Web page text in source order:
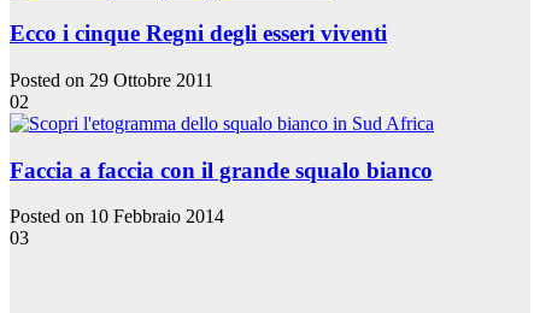
Ecco i cinque Regni degli esseri viventi
Posted on 29 Ottobre 2011
02
Faccia a faccia con il grande squalo bianco
Posted on 10 Febbraio 2014
03